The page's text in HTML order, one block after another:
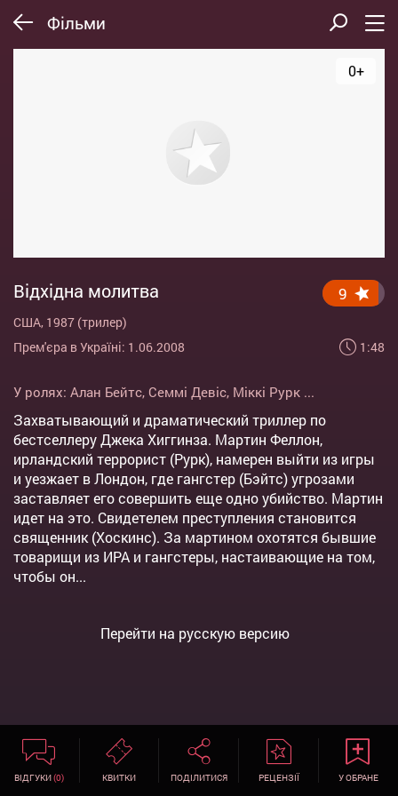
Фільми
0+
Відхідна молитва
США, 1987 (трилер)
Прем'єра в Україні: 1.06.2008
9
1:48
У ролях: Алан Бейтс, Семмі Девіс, Міккі Рурк ...
Захватывающий и драматический триллер по
бестселлеру Джека Хиггинза. Мартин Феллон,
ирландский террорист (Рурк), намерен выйти из игры
и уезжает в Лондон, где гангстер (Бэйтс) угрозами
заставляет его совершить еще одно убийство. Мартин
идет на это. Свидетелем преступления становится
священник (Хоскинс). За мартином охотятся бывшие
товарищи из ИРА и гангстеры, настаивающие на том,
чтобы он...
Перейти на русскую версию
ВІДГУКИ(0) КВИТКИ ПОДІЛИТИСЯ РЕЦЕНЗІЇ У ОБРАНЕ